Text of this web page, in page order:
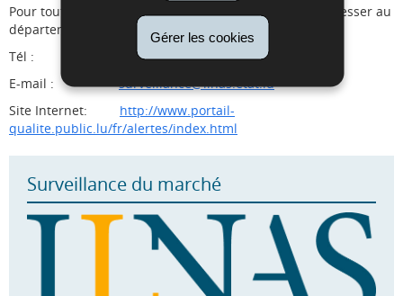
Gérer les cookies
Pour toute question complémentaire, veuillez-vous adresser au
département de la surveillance du marché de l’ILNAS :
Tél : (+352) 247 743 20
E-mail :surveillance@ilnas.etat.lu
Site Internet: http://www.portail-
qualite.public.lu/fr/alertes/index.html
Surveillance du marché